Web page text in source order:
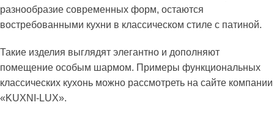
разнообразие современных форм, остаются
востребованными кухни в классическом стиле с патиной.
Такие изделия выглядят элегантно и дополняют
помещение особым шармом. Примеры функциональных
классических кухонь можно рассмотреть на сайте компании
«KUXNI-LUX».